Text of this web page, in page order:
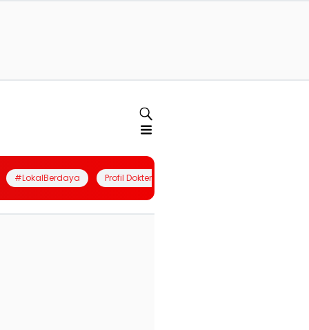
#LokalBerdaya Profil Dokter